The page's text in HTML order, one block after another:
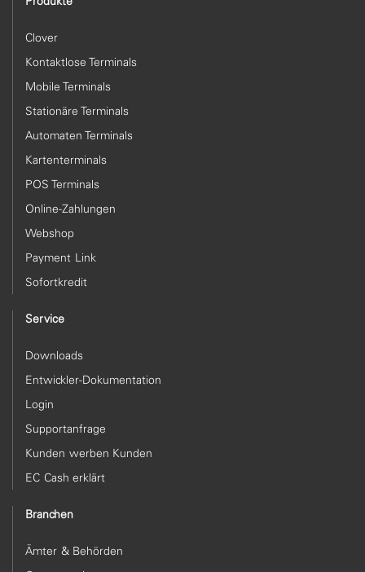
Clover
Kontaktlose Terminals
Mobile Terminals
Stationäre Terminals
Automaten Terminals
Kartenterminals
POS Terminals
Online-Zahlungen
Webshop
Payment Link
Sofortkredit
Service
Downloads
Entwickler-Dokumentation
Login
Supportanfrage
Kunden werben Kunden
EC Cash erklärt
Branchen
Ämter & Behörden